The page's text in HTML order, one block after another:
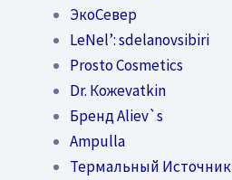
ЭкоСевер
LeNel’: sdelanovsibiri
Prosto Cosmetics
Dr. Кожеvatkin
Бренд Aliev`s
Ampulla
Термальный Источник